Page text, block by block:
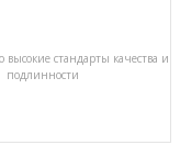
высокие стандарты качества и
подлинности